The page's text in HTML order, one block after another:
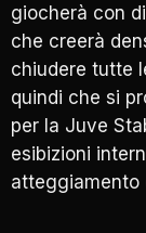
giocherà con
che creerà
chiudere tutte
quindi che si
per la Juve
esibizioni
atteggiamento